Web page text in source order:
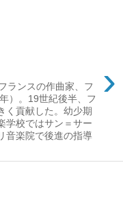
›
ランスの作曲家、フ
）。19世紀後半、フ
く貢献した。幼少期
学校ではサン＝サー
音楽院で後進の指導